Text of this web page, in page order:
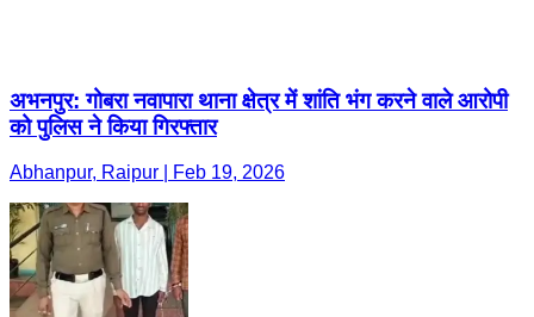
अभनपुर: गोबरा नवापारा थाना क्षेत्र में शांति भंग करने वाले आरोपी
को पुलिस ने किया गिरफ्तार
Abhanpur, Raipur | Feb 19, 2026